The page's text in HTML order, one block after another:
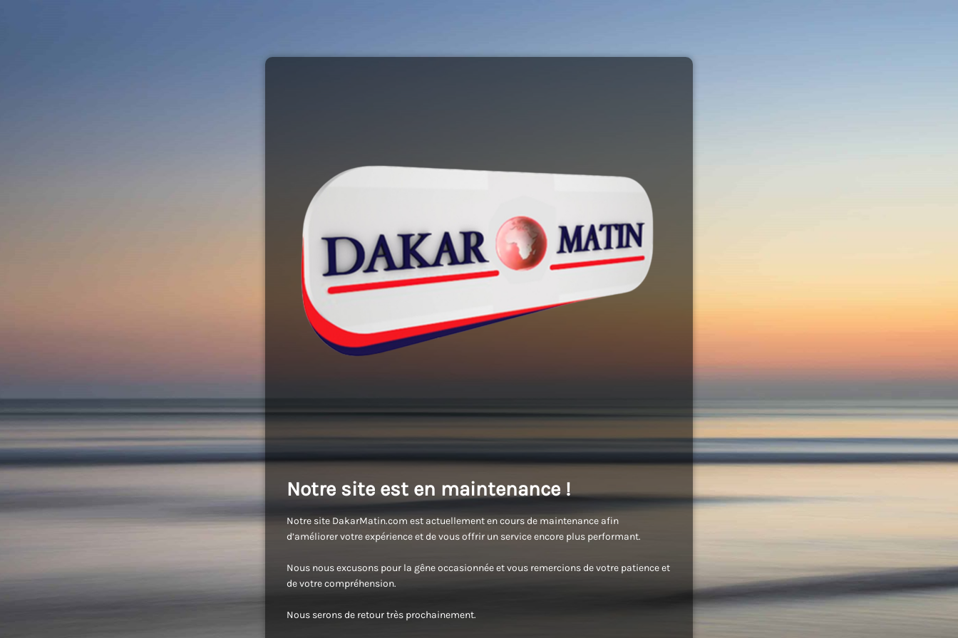
Notre site est en maintenance !
Notre site DakarMatin.com est actuellement en cours de maintenance afin
d’améliorer votre expérience et de vous offrir un service encore plus performant.
Nous nous excusons pour la gêne occasionnée et vous remercions de votre patience et
de votre compréhension.
Nous serons de retour très prochainement.